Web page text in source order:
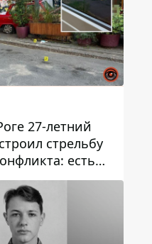
27-летний
стрельбу
есть